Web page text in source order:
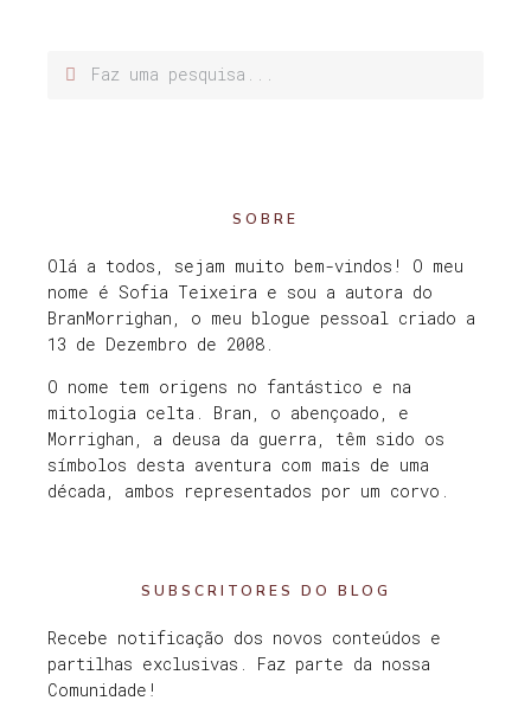
SOBRE
Olá a todos, sejam muito bem-vindos! O meu
nome é Sofia Teixeira e sou a autora do
BranMorrighan, o meu blogue pessoal criado a
13 de Dezembro de 2008.
O nome tem origens no fantástico e na
mitologia celta. Bran, o abençoado, e
Morrighan, a deusa da guerra, têm sido os
símbolos desta aventura com mais de uma
década, ambos representados por um corvo.
SUBSCRITORES DO BLOG
Recebe notificação dos novos conteúdos e
partilhas exclusivas. Faz parte da nossa
Comunidade!